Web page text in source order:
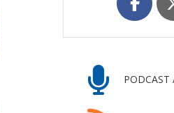
PODCAST